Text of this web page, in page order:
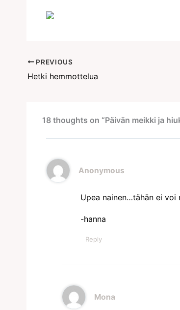
PREVIOUS
Hetki hemmottelua
18 thoughts on “Päivän meikki ja
Anonymous
Upea nainen…tähän ei voi
-hanna
Reply
Mona